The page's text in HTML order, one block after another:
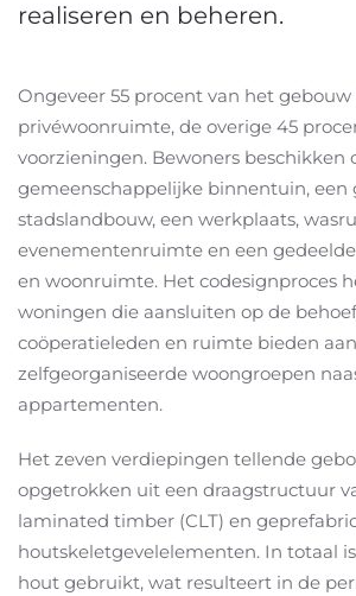
realiseren en beheren.
Ongeveer 55 procent van het
privéwoonruimte, de overige 45
voorzieningen. Bewoners beschikken
gemeenschappelijke binnentuin, een
stadslandbouw, een werkplaats,
evenementenruimte en een
en woonruimte. Het codesignproces
woningen die aansluiten op de
coöperatieleden en ruimte bieden
zelfgeorganiseerde woongroepen
appartementen.
Het zeven verdiepingen tellende
opgetrokken uit een draagstructuur
laminated timber (CLT) en
houtskeletgevelelementen. In totaal
hout gebruikt, wat resulteert in de